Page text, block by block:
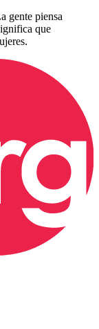
gente piensa
que